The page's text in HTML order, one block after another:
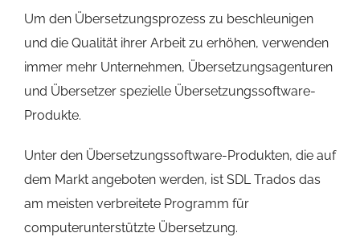
Um den Übersetzungsprozess zu beschleunigen
und die Qualität ihrer Arbeit zu erhöhen, verwenden
immer mehr Unternehmen, Übersetzungsagenturen
und Übersetzer spezielle Übersetzungssoftware-
Produkte.
Unter den Übersetzungssoftware-Produkten, die auf
dem Markt angeboten werden, ist SDL Trados das
am meisten verbreitete Programm für
computerunterstützte Übersetzung.